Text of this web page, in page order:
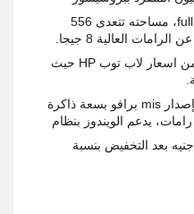
1165G7 وشاشة بجودة full hd، مساحته تتعدى 556
اطلب الموديل الآن واستفد من اسعار لاب توب HP حيث
تمتع بمميزات لاب توب ابل بإصدار mis برافو بسعة ذاكرة
10 والأعلى وسعره 18,999 جنيه بعد التخفيض بنسبة